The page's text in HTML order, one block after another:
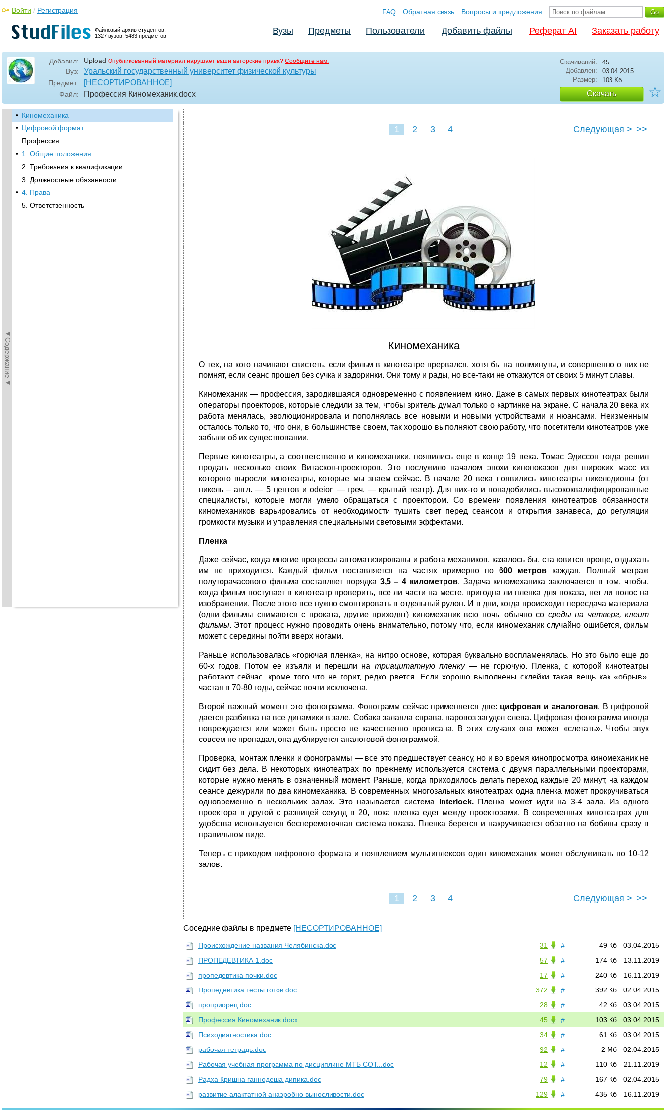
Файловый архив студентов.
1327 вузов, 5483 предметов.
Войти / Регистрация FAQ Обратная связь Вопросы и предложения
Вузы Предметы Пользователи Добавить файлы Реферат AI Заказать работу
Добавил: Upload Опубликованный материал нарушает ваши авторские права? Сообщите нам.
Вуз: Уральский государственный университет физической культуры
Предмет: [НЕСОРТИРОВАННОЕ]
Файл: Профессия Киномеханик.docx
Скачиваний:
45
Добавлен:
03.04.2015
Размер:
103 Кб
Скачать ☆
◄Содержание◄
• Киномеханика
• Цифровой формат
Профессия
• 1. Общие положения:
2. Требования к квалификации:
3. Должностные обязанности:
• 4. Права
5. Ответственность
1 2 3 4 Следующая > >>
Киномеханика
О тех, на кого начинают свистеть, если фильм в кинотеатре прервался, хотя бы на полминуты, и совершенно о них не
помнят, если сеанс прошел без сучка и задоринки. Они тому и рады, но все-таки не откажутся от своих 5 минут славы.
Киномеханик — профессия, зародившаяся одновременно с появлением кино. Даже в самых первых кинотеатрах были
операторы проекторов, которые следили за тем, чтобы зритель думал только о картинке на экране. С начала 20 века их
работа менялась, эволюционировала и пополнялась все новыми и новыми устройствами и нюансами. Неизменным
осталось только то, что они, в большинстве своем, так хорошо выполняют свою работу, что посетители кинотеатров уже
забыли об их существовании.
Первые кинотеатры, а соответственно и киномеханики, появились еще в конце 19 века. Томас Эдиссон тогда решил
продать несколько своих Витаскоп-проекторов. Это послужило началом эпохи кинопоказов для широких масс из
которого выросли кинотеатры, которые мы знаем сейчас. В начале 20 века появились кинотеатры никелодионы (от
никель – англ. — 5 центов и odeion — греч. — крытый театр). Для них-то и понадобились высококвалифицированные
специалисты, которые могли умело обращаться с проектором. Со времени появления кинотеатров обязанности
киномехаников варьировались от необходимости тушить свет перед сеансом и открытия занавеса, до регуляции
громкости музыки и управления специальными световыми эффектами.
Пленка
Даже сейчас, когда многие процессы автоматизированы и работа механиков, казалось бы, становится проще, отдыхать
им не приходится. Каждый фильм поставляется на частях примерно по 600 метров каждая. Полный метраж
полуторачасового фильма составляет порядка 3,5 – 4 километров. Задача киномеханика заключается в том, чтобы,
когда фильм поступает в кинотеатр проверить, все ли части на месте, пригодна ли пленка для показа, нет ли полос на
изображении. После этого все нужно смонтировать в отдельный рулон. И в дни, когда происходит пересдача материала
(одни фильмы снимаются с проката, другие приходят) киномеханик всю ночь, обычно со среды на четверг, клеит
фильмы. Этот процесс нужно проводить очень внимательно, потому что, если киномеханик случайно ошибется, фильм
может с середины пойти вверх ногами.
Раньше использовалась «горючая пленка», на нитро основе, которая буквально воспламенялась. Но это было еще до
60-х годов. Потом ее изъяли и перешли на триацитатную пленку— не горючую. Пленка, с которой кинотеатры
работают сейчас, кроме того что не горит, редко рвется. Если хорошо выполнены склейки такая вещь как «обрыв»,
частая в 70-80 годы, сейчас почти исключена.
Второй важный момент это фонограмма. Фонограмм сейчас применяется две: цифровая и аналоговая. В цифровой
дается разбивка на все динамики в зале. Собака залаяла справа, паровоз загудел слева. Цифровая фонограмма иногда
повреждается или может быть просто не качественно прописана. В этих случаях она может «слетать». Чтобы звук
совсем не пропадал, она дублируется аналоговой фонограммой.
Проверка, монтаж пленки и фонограммы — все это предшествует сеансу, но и во время кинопросмотра киномеханик не
сидит без дела. В некоторых кинотеатрах по прежнему используется система с двумя параллельными проекторами,
которые нужно менять в означенный момент. Раньше, когда приходилось делать переход каждые 20 минут, на каждом
сеансе дежурили по два киномеханика. В современных многозальных кинотеатрах одна пленка может прокручиваться
одновременно в нескольких залах. Это называется система
Interlock.Пленка может идти на 3-4 зала. Из одного
проектора в другой с разницей секунд в 20, пока пленка едет между проекторами. В современных кинотеатрах для
удобства используется бесперемоточная система показа. Пленка берется и накручивается обратно на бобины сразу в
правильном виде.
Теперь с приходом цифрового формата и появлением мультиплексов один киномеханик может обслуживать по 10-12
залов.
1 2 3 4 Следующая > >>
Соседние файлы в предмете [НЕСОРТИРОВАННОЕ]
# 03.04.2015
49 Кб
31
Происхождение названия Челябинска.doc
#
13.11.2019
174 Кб
57
ПРОПЕДЕВТИКА 1.doc
#
16.11.2019
240 Кб
17
пропедевтика почки.doc
#
02.04.2015
392 Кб
372
Пропедевтика тесты готов.doc
#
03.04.2015
42 Кб
28
проприорец.doc
#
03.04.2015
103 Кб
45
Профессия Киномеханик.docx
#
03.04.2015
61 Кб
34
Психодиагностика.doc
#
02.04.2015
2 Мб
92
рабочая тетрадь.doc
#
21.11.2019
110 Кб
12
Рабочая учебная программа по дисциплине МТБ СОТ...doc
#
02.04.2015
167 Кб
79
Радха Кришна ганнодеша дипика.doc
#
16.11.2019
435 Кб
129
развитие алактатной анаэробно выносливости.doc